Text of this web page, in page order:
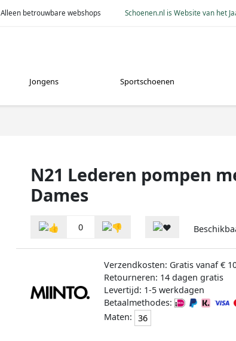
Alleen betrouwbare webshops Schoenen.nl is Website van het
Jongens Sportschoenen
N21 Lederen pompen
Dames
0
Verzendkosten: Gratis vanaf €
Retourneren: 14 dagen gratis
Levertijd: 1-5 werkdagen
Betaalmethodes:
Maten: 36